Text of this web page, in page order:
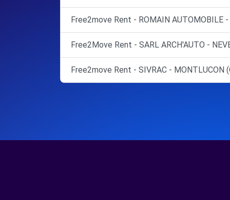
Free2move Rent - ROMAIN AUTOMOBILE -
Free2Move Rent - SARL ARCH'AUTO -
Free2move Rent - SIVRAC - MONTLUCON